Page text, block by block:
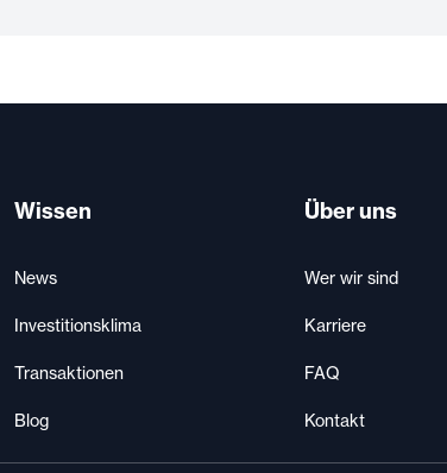
Wissen
News
Investitionsklima
Transaktionen
Blog
Über uns
Wer wir sind
Karriere
FAQ
Kontakt